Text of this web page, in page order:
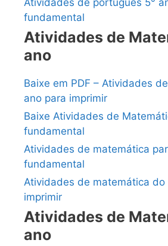
Atividades de português 5°
fundamental
Atividades de
ano
Baixe em PDF – Atividades
ano para imprimir
Baixe Atividades de
fundamental
Atividades de matemática
fundamental
Atividades de matemática do
imprimir
Atividades de
ano